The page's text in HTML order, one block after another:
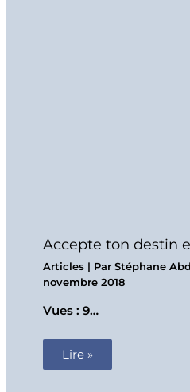
Accepte ton destin
Articles| Par Stéphane
novembre 2018
Vues : 9…
Lire »